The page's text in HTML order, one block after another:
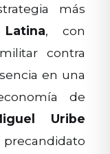
más
, con
contra
en una
de
Uribe